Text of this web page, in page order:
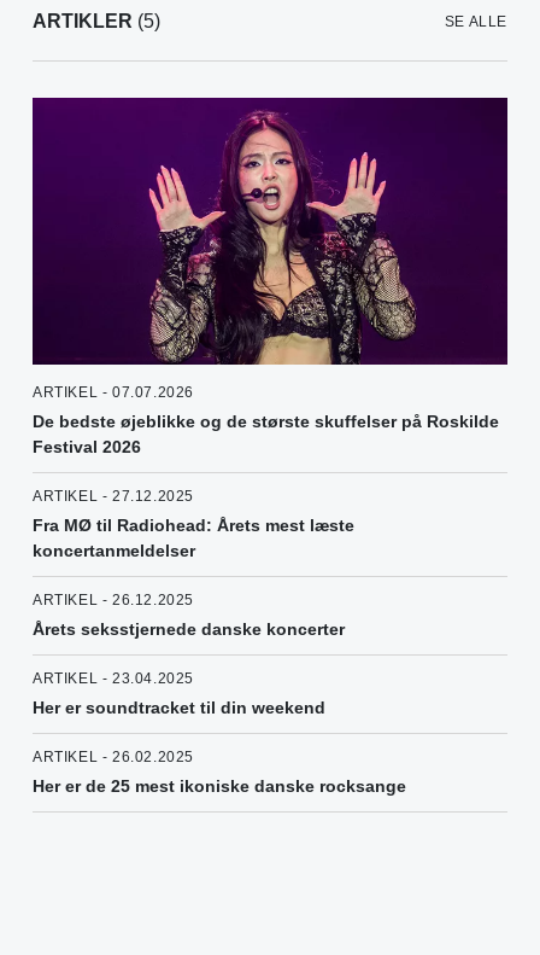
ARTIKLER (5) SE ALLE
ARTIKEL - 07.07.2026
De bedste øjeblikke og de største skuffelser på Roskilde
Festival 2026
ARTIKEL - 27.12.2025
Fra MØ til Radiohead: Årets mest læste
koncertanmeldelser
ARTIKEL - 26.12.2025
Årets seksstjernede danske koncerter
ARTIKEL - 23.04.2025
Her er soundtracket til din weekend
ARTIKEL - 26.02.2025
Her er de 25 mest ikoniske danske rocksange